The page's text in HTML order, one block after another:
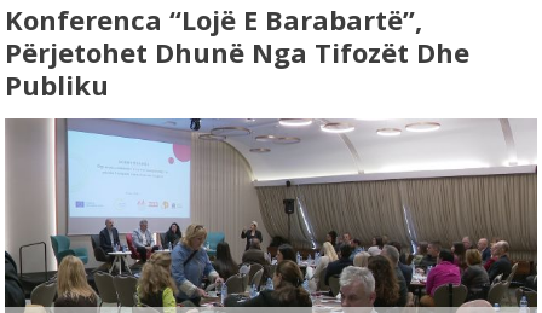
Konferenca “Lojë E Barabartë”,
Përjetohet Dhunë Nga Tifozët Dhe
Publiku